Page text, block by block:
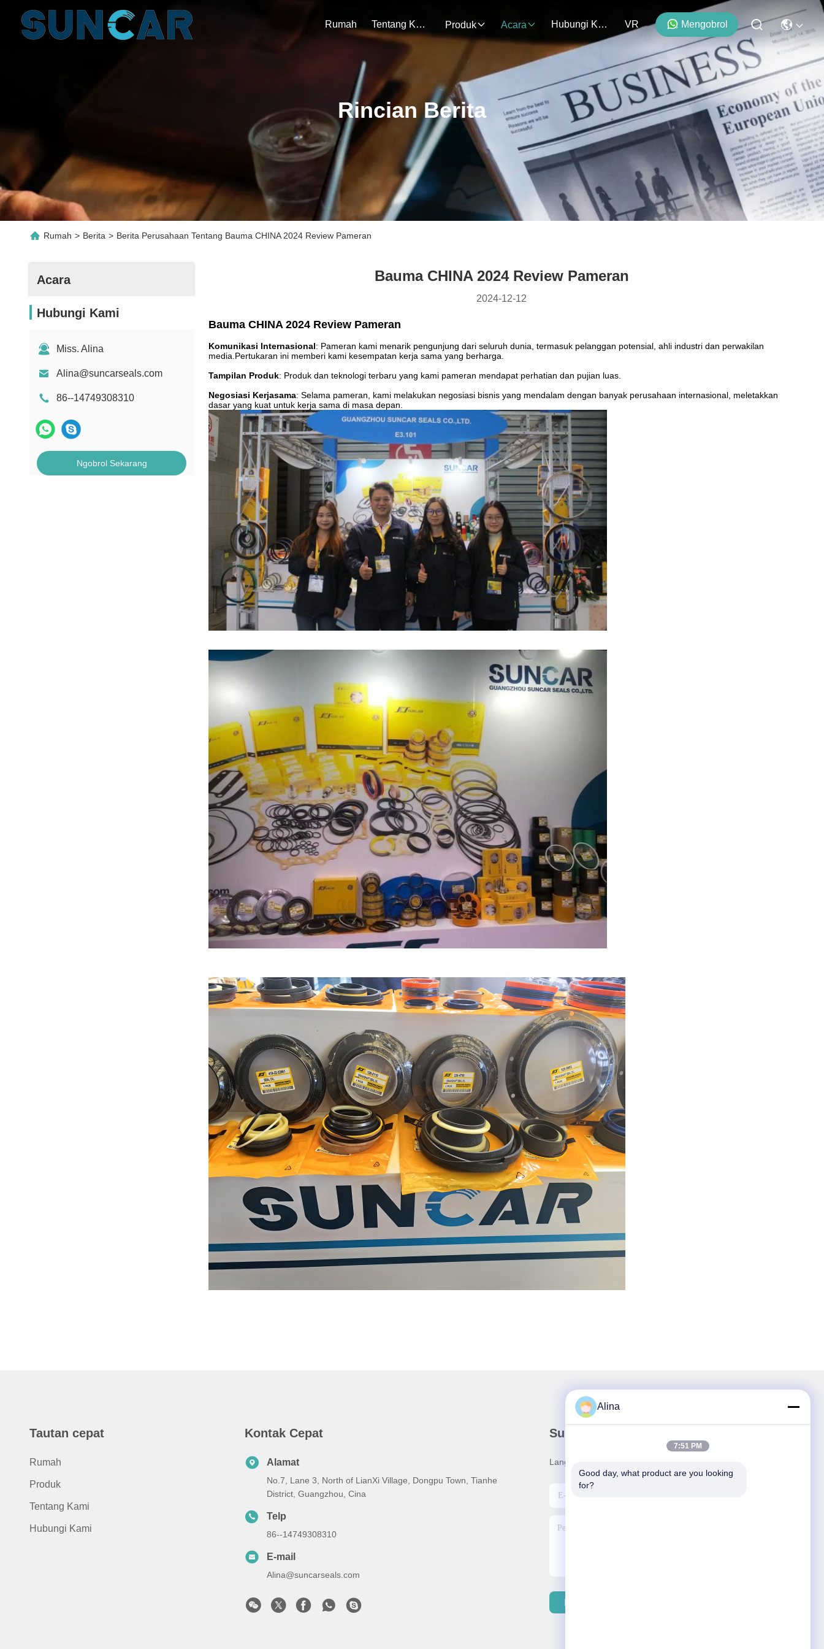
Rumah Tentang Kami Produk Acara Hubungi Kami VR Mengobrol
Rincian Berita
Rumah > Berita > Berita Perusahaan Tentang Bauma CHINA 2024 Review Pameran
Acara
Hubungi Kami
Miss. Alina
Alina@suncarseals.com
86--14749308310
Ngobrol Sekarang
Bauma CHINA 2024 Review Pameran
2024-12-12
Bauma CHINA 2024 Review Pameran
Komunikasi Internasional: Pameran kami menarik pengunjung dari seluruh dunia, termasuk pelanggan potensial, ahli industri dan perwakilan
media.Pertukaran ini memberi kami kesempatan kerja sama yang berharga.
Tampilan Produk: Produk dan teknologi terbaru yang kami pameran mendapat perhatian dan pujian luas.
Negosiasi Kerjasama: Selama pameran, kami melakukan negosiasi bisnis yang mendalam dengan banyak perusahaan internasional, meletakkan
dasar yang kuat untuk kerja sama di masa depan.
Tautan cepat
Rumah
Produk
Tentang Kami
Hubungi Kami
Kontak Cepat
Alamat
No.7, Lane 3, North of LianXi Village, Dongpu Town, Tianhe
District, Guangzhou, Cina
Telp
86--14749308310
E-mail
Alina@suncarseals.com
Surat Kabar Kami
Langganan buletin kami untuk diskon dan banyak lagi.
Alina
7:51 PM
Good day, what product are you looking
for?